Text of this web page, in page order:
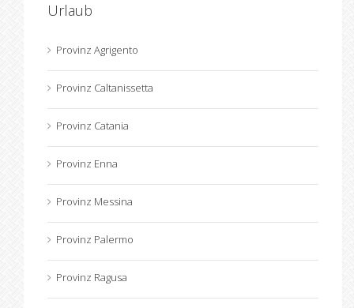
Urlaub
Provinz Agrigento
Provinz Caltanissetta
Provinz Catania
Provinz Enna
Provinz Messina
Provinz Palermo
Provinz Ragusa